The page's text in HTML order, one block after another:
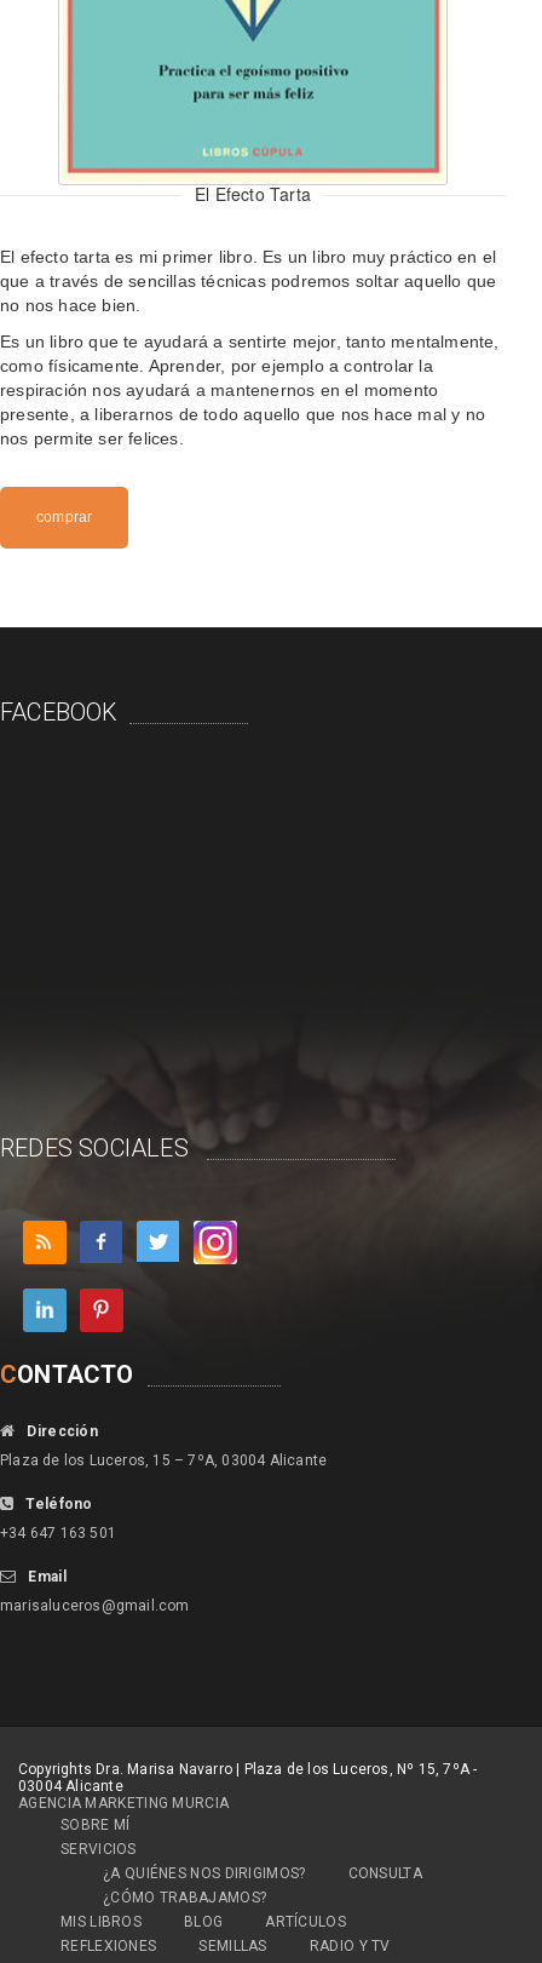
El Efecto Tarta
El efecto tarta es mi primer libro. Es un libro muy práctico en el
que a través de sencillas técnicas podremos soltar aquello que
no nos hace bien.
Es un libro que te ayudará a sentirte mejor, tanto mentalmente,
como físicamente. Aprender, por ejemplo a controlar la
respiración nos ayudará a mantenernos en el momento
presente, a liberarnos de todo aquello que nos hace mal y no
nos permite ser felices.
comprar
FACEBOOK
REDES SOCIALES
CONTACTO
Dirección
Plaza de los Luceros, 15 – 7ºA, 03004 Alicante
Teléfono
+34 647 163 501
Email
marisaluceros@gmail.com
Copyrights Dra. Marisa Navarro | Plaza de los Luceros, Nº 15, 7ºA -
03004 Alicante
AGENCIA MARKETING MURCIA
SOBRE MÍ
SERVICIOS
¿A QUIÉNES NOS DIRIGIMOS?
CONSULTA
¿CÓMO TRABAJAMOS?
MIS LIBROS
BLOG
ARTÍCULOS
REFLEXIONES
SEMILLAS
RADIO Y TV